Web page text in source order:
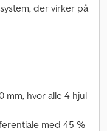
der virker på
mm, hvor alle 4 hjul
med 45 %